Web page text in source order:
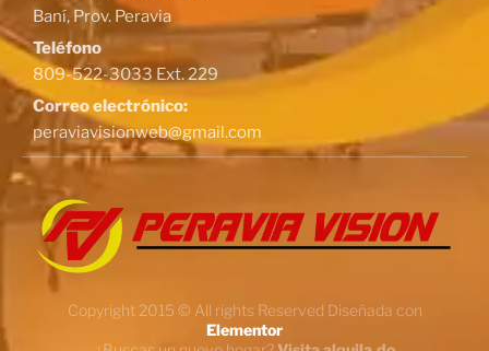
Baní, Prov. Peravia
Teléfono
809-522-3033 Ext. 229
Correo electrónico:
peraviavisionweb@gmail.com
Copyright 2015 © All rights Reserved Diseñada con
Elementor